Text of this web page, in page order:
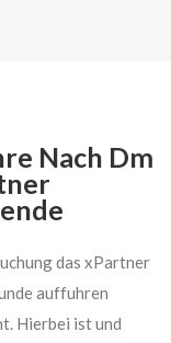
Nach Dm
das xPartner
auffuhren
Hierbei ist und